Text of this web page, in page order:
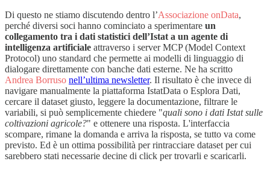
Di questo ne stiamo discutendo dentro l’Associazione onData,
perché diversi soci hanno cominciato a sperimentare un
collegamento tra i dati statistici dell’Istat a un agente di
intelligenza artificiale attraverso i server MCP (Model Context
Protocol) uno standard che permette ai modelli di linguaggio di
dialogare direttamente con banche dati esterne. Ne ha scritto
Andrea Borruso nell’ultima newsletter. Il risultato è che invece di
navigare manualmente la piattaforma IstatData o Esplora Dati,
cercare il dataset giusto, leggere la documentazione, filtrare le
variabili, si può semplicemente chiedere "quali sono i dati Istat sulle
coltivazioni agricole?" e ottenere una risposta. L'interfaccia
scompare, rimane la domanda e arriva la risposta, se tutto va come
previsto. Ed è un ottima possibilità per rintracciare dataset per cui
sarebbero stati necessarie decine di click per trovarli e scaricarli.